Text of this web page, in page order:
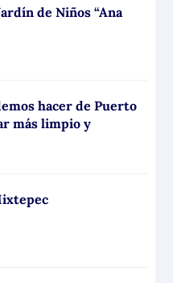
de Niños “Ana
hacer de Puerto
más limpio y